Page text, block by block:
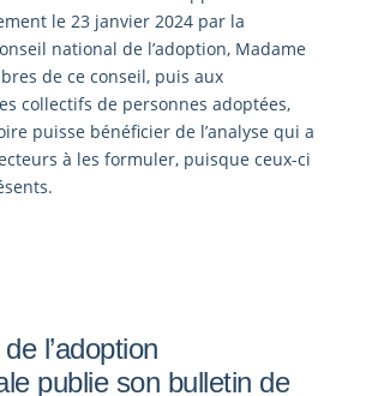
le 23 janvier 2024 par la
national de l’adoption, Madame
de ce conseil, puis aux
collectifs de personnes adoptées,
puisse bénéficier de l’analyse qui a
à les formuler, puisque ceux-ci
l’adoption
publie son bulletin de